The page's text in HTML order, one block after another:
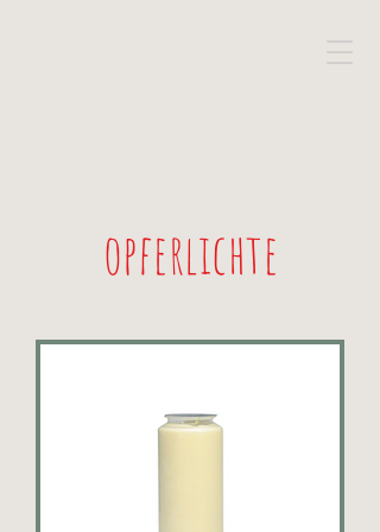
opferlichte